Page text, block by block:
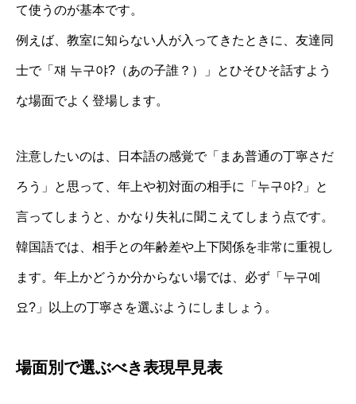
て使うのが基本です。
例えば、教室に知らない人が入ってきたときに、友達同
士で「쟤 누구야?（あの子誰？）」とひそひそ話すよう
な場面でよく登場します。
注意したいのは、日本語の感覚で「まあ普通の丁寧さだ
ろう」と思って、年上や初対面の相手に「누구야?」と
言ってしまうと、かなり失礼に聞こえてしまう点です。
韓国語では、相手との年齢差や上下関係を非常に重視し
ます。年上かどうか分からない場では、必ず「누구예
요?」以上の丁寧さを選ぶようにしましょう。
場面別で選ぶべき表現早見表